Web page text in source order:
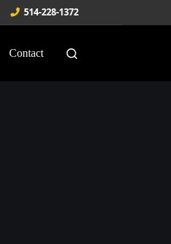
514-228-1372
Contact